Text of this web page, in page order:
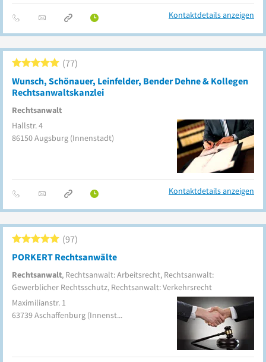
Kontaktdetails anzeigen
Wunsch, Schönauer, Leinfelder, Bender Dehne & Kollegen
Rechtsanwaltskanzlei
Rechtsanwalt
77
Hallstr. 4
86150Augsburg (Innenstadt)
Kontaktdetails anzeigen
PORKERT Rechtsanwälte
Rechtsanwalt, Rechtsanwalt: Arbeitsrecht, Rechtsanwalt:
Gewerblicher Rechtsschutz, Rechtsanwalt: Verkehrsrecht
97
Maximilianstr. 1
63739Aschaffenburg (Innenstadt)